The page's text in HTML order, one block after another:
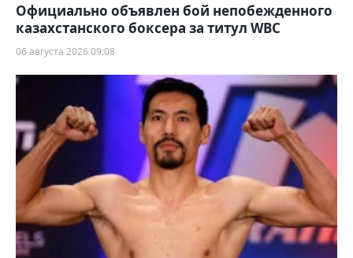
Официально объявлен бой непобежденного
казахстанского боксера за титул WBC
06 августа 2026 09:08